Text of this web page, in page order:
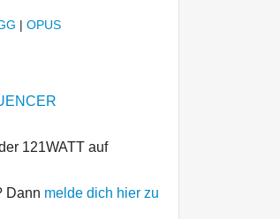
| OPUS
121WATT auf
Dann melde dich hier zu